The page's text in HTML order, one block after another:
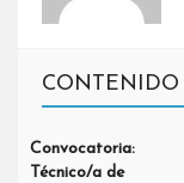
Convocatoria:
Técnico/a de